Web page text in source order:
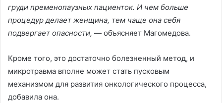
груди пременопаузных пациенток. И чем больше
процедур делает женщина, тем чаще она себя
подвергает опасности, — объясняет Магомедова.
Кроме того, это достаточно болезненный метод, и
микротравма вполне может стать пусковым
механизмом для развития онкологического процесса,
добавила она.